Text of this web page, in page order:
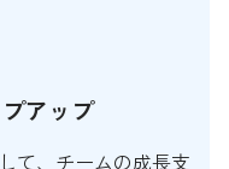
アップ
て、チームの成長支